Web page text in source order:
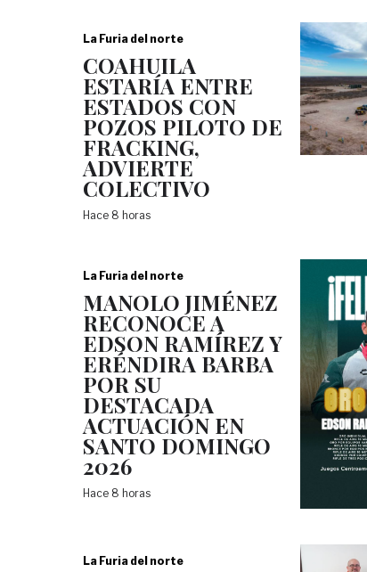
La Furia del norte
COAHUILA
ESTARÍA ENTRE
ESTADOS CON
POZOS PILOTO DE
FRACKING,
ADVIERTE
COLECTIVO
Hace 8 horas
La Furia del norte
MANOLO JIMÉNEZ
RECONOCE A
EDSON RAMÍREZ Y
ERÉNDIRA BARBA
POR SU
DESTACADA
ACTUACIÓN EN
SANTO DOMINGO
2026
Hace 8 horas
La Furia del norte